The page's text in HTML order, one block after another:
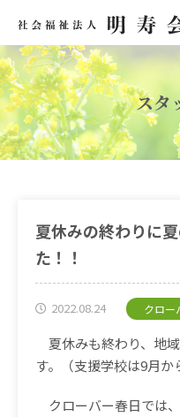
スタ
夏休みの終わりに
た！！
2022.08.24 クロー
夏休みも終わり、地
す。（支援学校は9月か
クローバー春日では